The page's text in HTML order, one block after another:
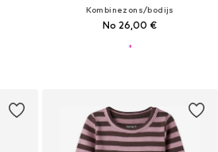
Kombinezons/bodijs
No 26,00 €